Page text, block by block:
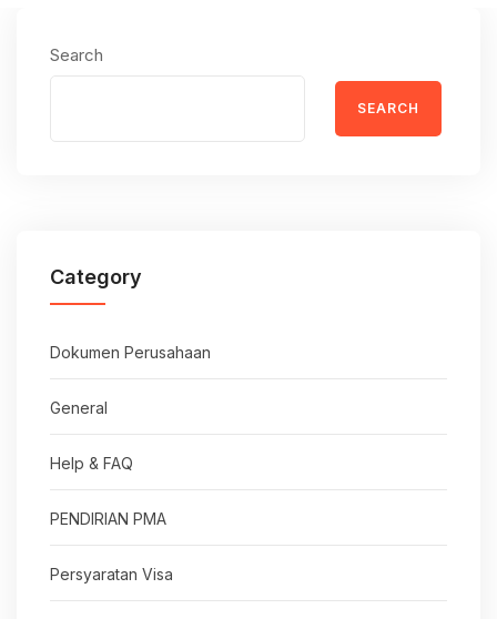
Search
SEARCH
Category
Dokumen Perusahaan
General
Help & FAQ
PENDIRIAN PMA
Persyaratan Visa